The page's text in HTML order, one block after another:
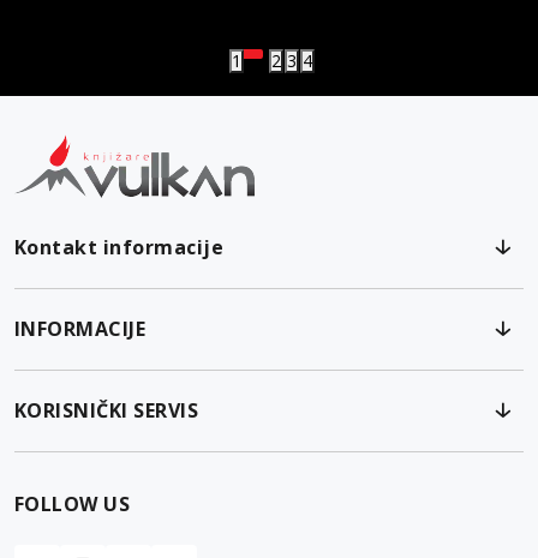
1 2 3 4
Kontakt informacije
INFORMACIJE
KORISNIČKI SERVIS
FOLLOW US